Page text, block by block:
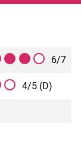
6/7
4/5 (D)